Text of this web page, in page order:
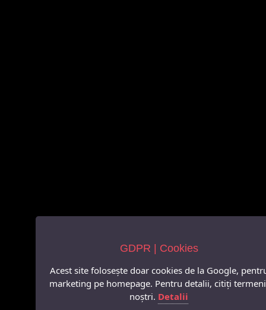
GDPR | Cookies
Acest site folosește doar cookies de la Google,
marketing pe homepage. Pentru detalii, citiți
noștri. Detalii